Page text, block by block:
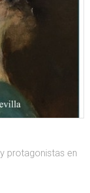
protagonistas en